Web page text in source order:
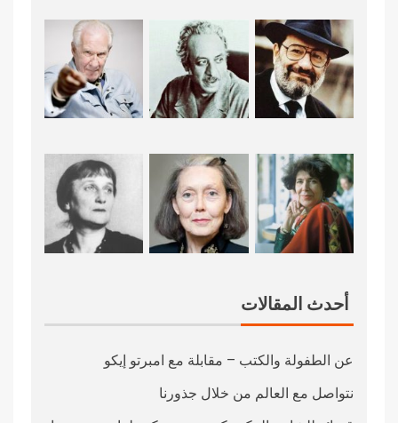
أحدث المقالات
عن الطفولة والكتب – مقابلة مع امبرتو إيكو
نتواصل مع العالم من خلال جذورنا